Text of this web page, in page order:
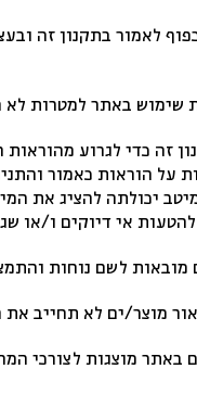
לאמור בתקנון זה
שימוש באתר למטרות לא
על הוראות כאמור
יכולתה להציג את
להטעות אי דיוקים ו/או
מובאות לשם נוחות
מוצר/ים לא תחייב את
באתר מוצגות לצורכי